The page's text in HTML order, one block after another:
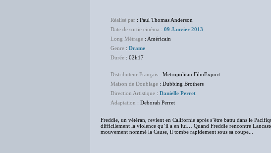
Réalisé par : Paul Thomas Anderson
Date de sortie cinéma : 09 Janvier 2013
Long Métrage : Américain
Genre : Drame
Durée : 02h17
Distributeur Français : Metropolitan FilmExport
Maison de Doublage : Dubbing Brothers
Direction Artistique : Danielle Perret
Adaptation : Deborah Perret
Freddie, un vétéran, revient en Californie après s’être battu dans le
difficilement la violence qu’il a en lui… Quand Freddie rencontre
mouvement nommé la Cause, il tombe rapidement sous sa coupe...